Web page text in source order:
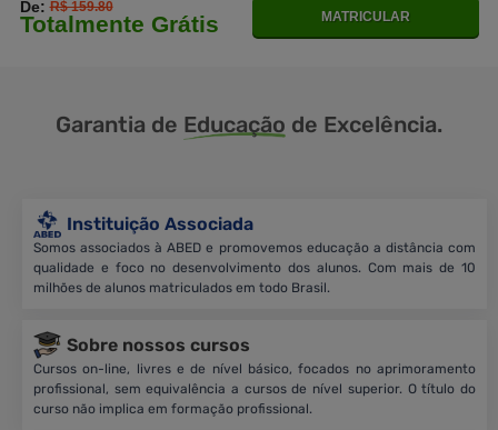
De:R$ 159.80
Totalmente Grátis MATRICULAR
Garantia de Educação de Excelência.
Instituição Associada
Somos associados à ABED e promovemos educação a distância com
qualidade e foco no desenvolvimento dos alunos. Com mais de 10
milhões de alunos matriculados em todo Brasil.
Sobre nossos cursos
Cursos on-line, livres e de nível básico, focados no aprimoramento
profissional, sem equivalência a cursos de nível superior. O título do
curso não implica em formação profissional.